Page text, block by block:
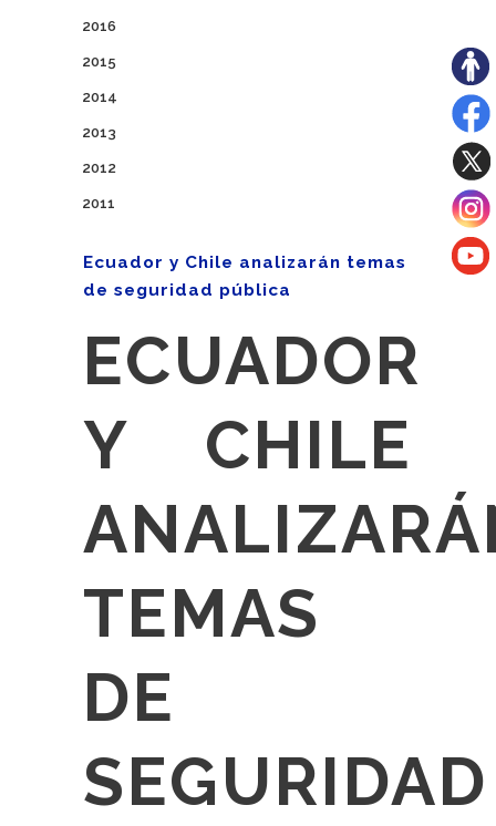
2016
2015
2014
2013
2012
2011
Ecuador y Chile analizarán temas
de seguridad pública
ECUADOR
Y CHILE
TEMAS
DE
SEGURIDAD